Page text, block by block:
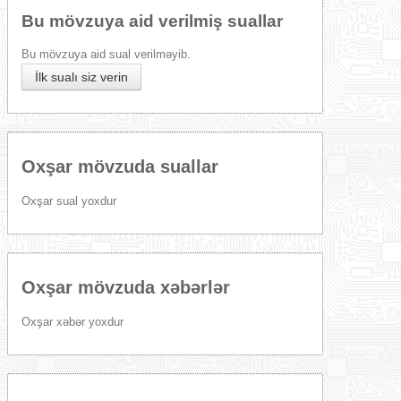
Bu mövzuya aid verilmiş suallar
Bu mövzuya aid sual verilməyib.
İlk sualı siz verin
Oxşar mövzuda suallar
Oxşar sual yoxdur
Oxşar mövzuda xəbərlər
Oxşar xəbər yoxdur